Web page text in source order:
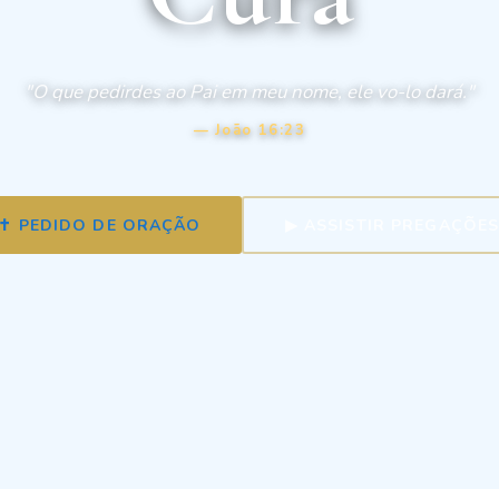
"O que pedirdes ao Pai em meu nome, ele vo-lo dará."
— João 16:23
PEDIDO DE ORAÇÃO